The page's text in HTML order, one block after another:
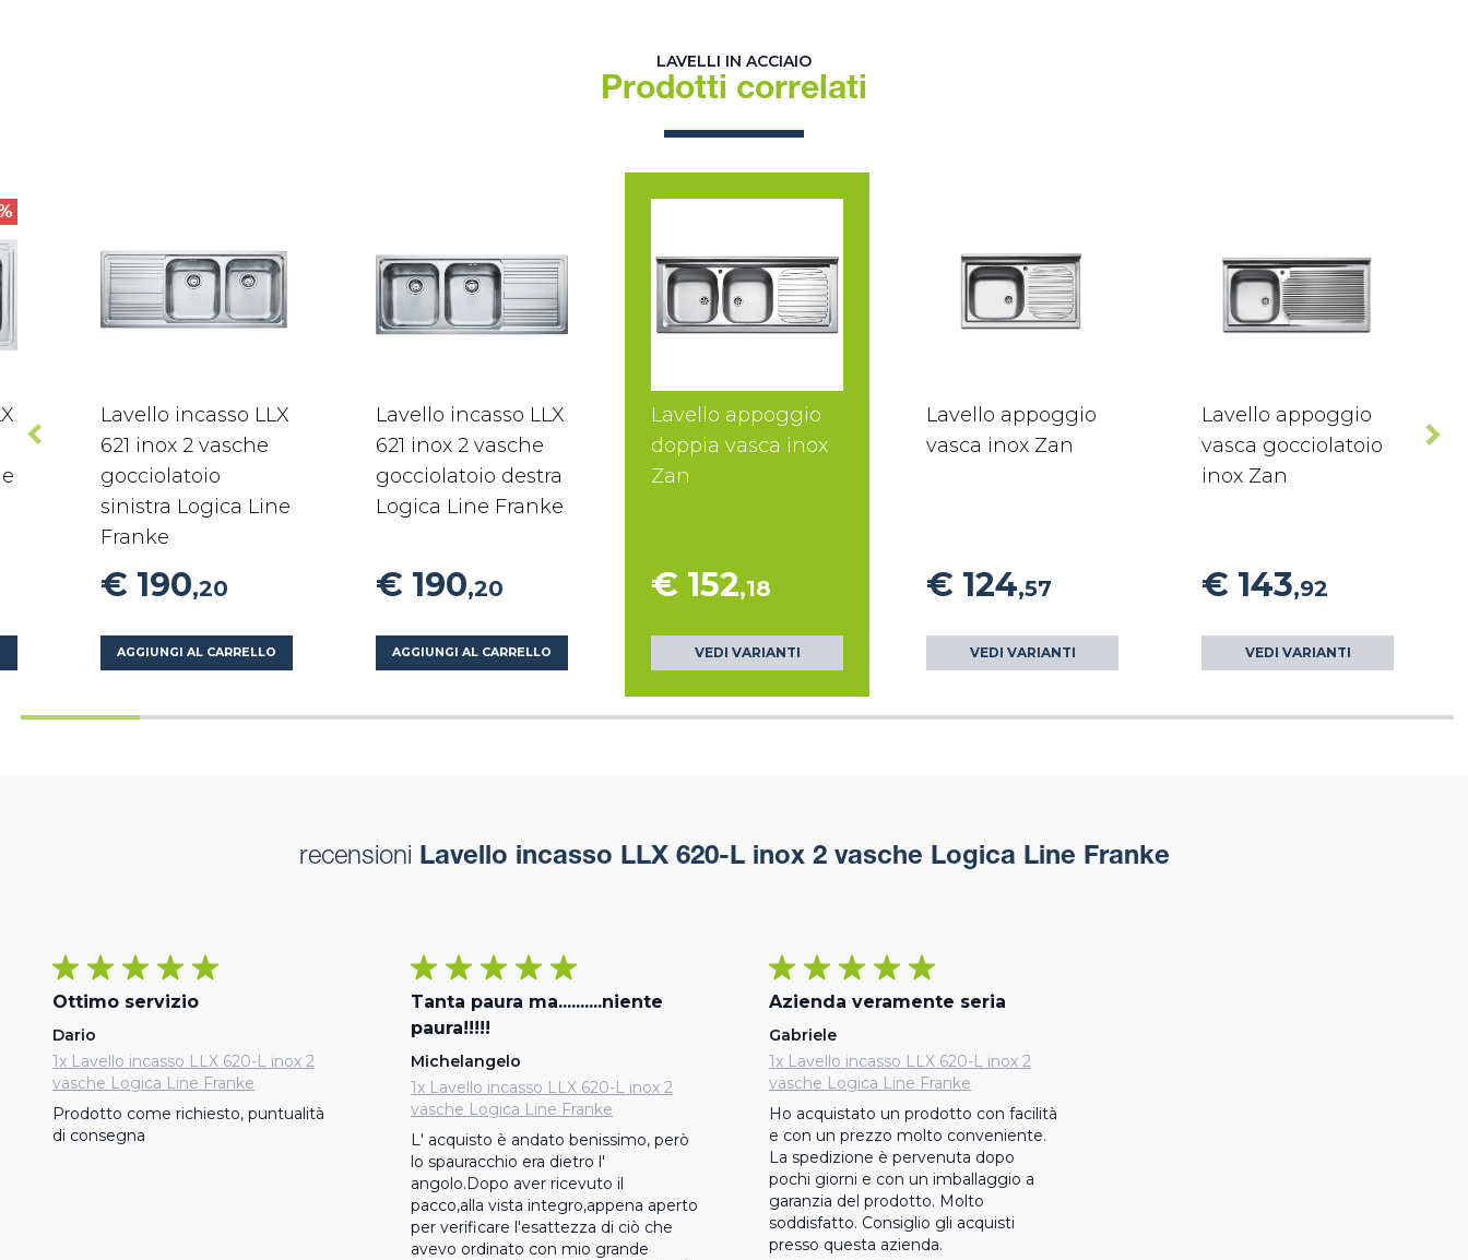
LAVELLI IN ACCIAIO
Prodotti correlati
Lavello incasso LLX
621 inox 2 vasche
gocciolatoio
sinistra Logica Line
Franke
€ 190,20
AGGIUNGI AL CARRELLO
Lavello incasso LLX
621 inox 2 vasche
gocciolatoio destra
Logica Line Franke
€ 190,20
AGGIUNGI AL CARRELLO
Lavello appoggio
doppia vasca inox
Zan
€ 152,18
VEDI VARIANTI
Lavello appoggio
vasca inox Zan
€ 124,57
VEDI VARIANTI
Lavello appoggio
vasca gocciolatoio
inox Zan
€ 143,92
VEDI VARIANTI
recensioni Lavello incasso LLX 620-L inox 2 vasche Logica Line Franke
Ottimo servizio
Dario
1x Lavello incasso LLX 620-L inox 2
vasche Logica Line Franke
Prodotto come richiesto, puntualità
di consegna
Tanta paura ma..........niente
paura!!!!!
Michelangelo
1x Lavello incasso LLX 620-L inox 2
vasche Logica Line Franke
L' acquisto è andato benissimo, però
lo spauracchio era dietro l'
angolo.Dopo aver ricevuto il
pacco,alla vista integro,appena aperto
per verificare l'esattezza di ciò che
avevo ordinato con mio grande
Azienda veramente seria
Gabriele
1x Lavello incasso LLX 620-L inox 2
vasche Logica Line Franke
Ho acquistato un prodotto con facilità
e con un prezzo molto conveniente.
La spedizione è pervenuta dopo
pochi giorni e con un imballaggio a
garanzia del prodotto. Molto
soddisfatto. Consiglio gli acquisti
presso questa azienda.